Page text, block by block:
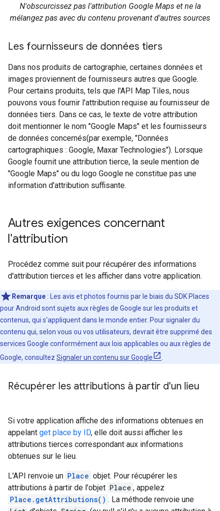
N'obscurcissez pas l'attribution Google Maps et ne la
mélangez pas avec du contenu provenant d'autres sources
Les fournisseurs de données tiers
Dans nos produits de cartographie, certaines données et
images proviennent de fournisseurs autres que Google.
Pour certains produits, tels que l'API Map Tiles, nous
pouvons vous fournir l'attribution requise au fournisseur de
données tiers. Dans ce cas, le texte de votre attribution
doit mentionner le nom "Google Maps" et les fournisseurs
de données concernés(par exemple, "Données
cartographiques : Google, Maxar Technologies"). Lorsque
Google fournit une attribution tierce, la seule mention de
"Google Maps" ou du logo Google ne constitue pas une
information d'attribution suffisante.
Autres exigences concernant
l'attribution
Procédez comme suit pour récupérer des informations
d'attribution tierces et les afficher dans votre application.
Remarque : Les avis et photos fournis par le biais du SDK Places
pour Android sont sujets aux règles de Google sur les produits et
contenus, qui s'appliquent dans le monde entier. Pour signaler du
contenu qui, selon vous ou vos utilisateurs, devrait être supprimé des
services Google conformément aux lois applicables ou aux règles de
Google, consultez Signaler un contenu sur Google .
Récupérer les attributions à partir d'un lieu
Si votre application affiche des informations obtenues en
appelant get place by ID, elle doit aussi afficher les
attributions tierces correspondant aux informations
obtenues sur le lieu.
L'API renvoie un Place objet. Pour récupérer les
attributions à partir de l'objet Place , appelez
Place.getAttributions() . La méthode renvoie une